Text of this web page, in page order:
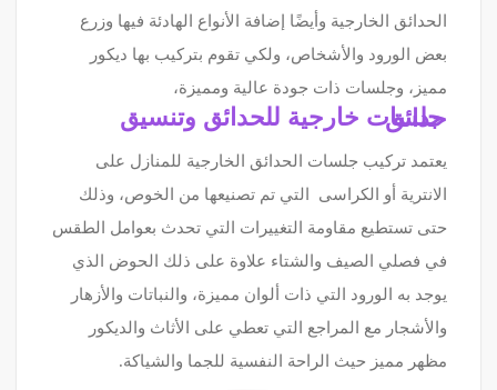
الحدائق الخارجية وأيضًا إضافة الأنواع الهادئة فيها وزرع
بعض الورود والأشخاص، ولكي تقوم بتركيب بها ديكور
مميز، وجلسات ذات جودة عالية ومميزة،
جلسات خارجية للحدائق وتنسيق حدائق
يعتمد تركيب جلسات الحدائق الخارجية للمنازل على
الانترية أو الكراسى التي تم تصنيعها من الخوص، وذلك
حتى تستطيع مقاومة التغييرات التي تحدث بعوامل الطقس
في فصلي الصيف والشتاء علاوة على ذلك الحوض الذي
يوجد به الورود التي ذات ألوان مميزة، والنباتات والأزهار
والأشجار مع المراجع التي تعطي على الأثاث والديكور
مظهر مميز حيث الراحة النفسية للجما والشياكة.